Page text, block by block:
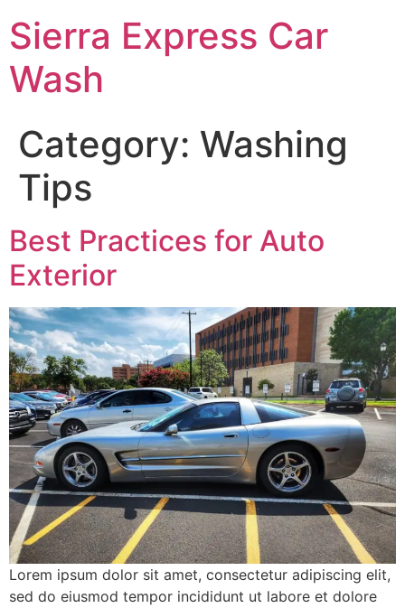
Sierra Express Car
Wash
Category: Washing
Tips
Best Practices for Auto
Exterior
Lorem ipsum dolor sit amet, consectetur adipiscing elit,
sed do eiusmod tempor incididunt ut labore et dolore